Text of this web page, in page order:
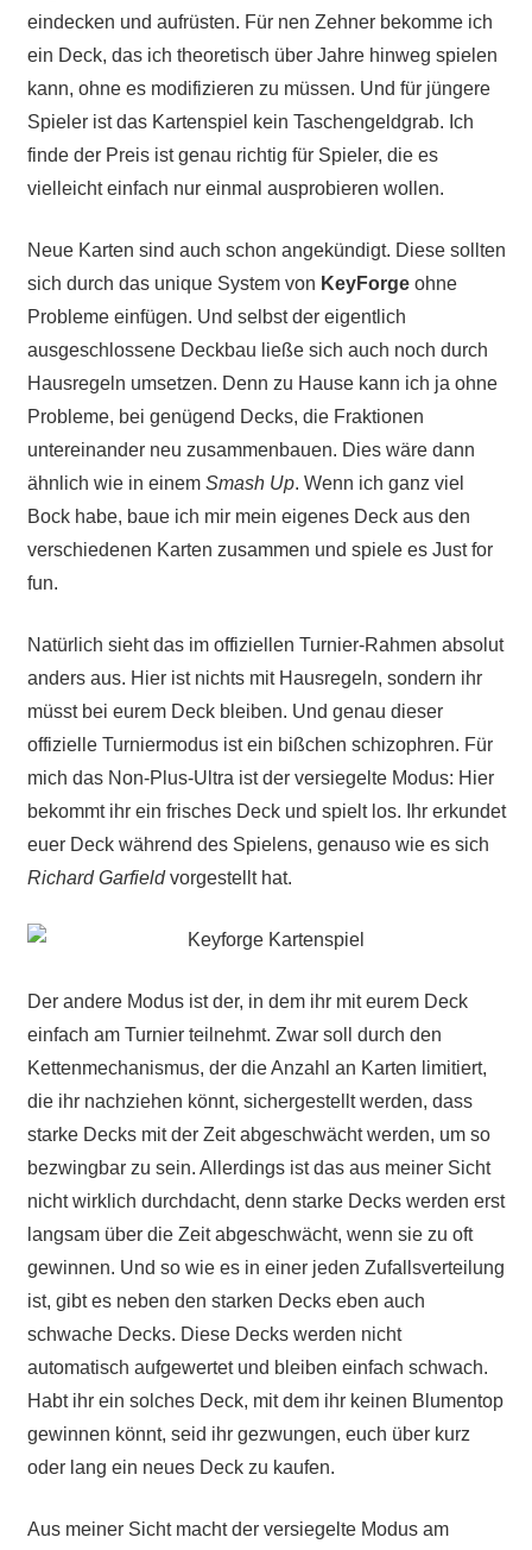
eindecken und aufrüsten. Für nen Zehner bekomme ich
ein Deck, das ich theoretisch über Jahre hinweg spielen
kann, ohne es modifizieren zu müssen. Und für jüngere
Spieler ist das Kartenspiel kein Taschengeldgrab. Ich
finde der Preis ist genau richtig für Spieler, die es
vielleicht einfach nur einmal ausprobieren wollen.
Neue Karten sind auch schon angekündigt. Diese sollten
sich durch das unique System von KeyForgeohne
Probleme einfügen. Und selbst der eigentlich
ausgeschlossene Deckbau ließe sich auch noch durch
Hausregeln umsetzen. Denn zu Hause kann ich ja ohne
Probleme, bei genügend Decks, die Fraktionen
untereinander neu zusammenbauen. Dies wäre dann
ähnlich wie in einem Smash Up. Wenn ich ganz viel
Bock habe, baue ich mir mein eigenes Deck aus den
verschiedenen Karten zusammen und spiele es Just for
fun.
Natürlich sieht das im offiziellen Turnier-Rahmen absolut
anders aus. Hier ist nichts mit Hausregeln, sondern ihr
müsst bei eurem Deck bleiben. Und genau dieser
offizielle Turniermodus ist ein bißchen schizophren. Für
mich das Non-Plus-Ultra ist der versiegelte Modus: Hier
bekommt ihr ein frisches Deck und spielt los. Ihr erkundet
euer Deck während des Spielens, genauso wie es sich
Richard Garfieldvorgestellt hat.
Der andere Modus ist der, in dem ihr mit eurem Deck
einfach am Turnier teilnehmt. Zwar soll durch den
Kettenmechanismus, der die Anzahl an Karten limitiert,
die ihr nachziehen könnt, sichergestellt werden, dass
starke Decks mit der Zeit abgeschwächt werden, um so
bezwingbar zu sein. Allerdings ist das aus meiner Sicht
nicht wirklich durchdacht, denn starke Decks werden erst
langsam über die Zeit abgeschwächt, wenn sie zu oft
gewinnen. Und so wie es in einer jeden Zufallsverteilung
ist, gibt es neben den starken Decks eben auch
schwache Decks. Diese Decks werden nicht
automatisch aufgewertet und bleiben einfach schwach.
Habt ihr ein solches Deck, mit dem ihr keinen Blumentop
gewinnen könnt, seid ihr gezwungen, euch über kurz
oder lang ein neues Deck zu kaufen.
Aus meiner Sicht macht der versiegelte Modus am